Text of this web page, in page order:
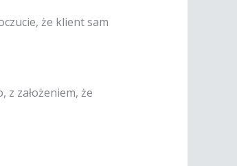
że klient sam
założeniem, że